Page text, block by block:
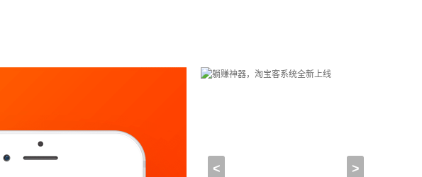
2021-03-19 16:15:00
< >